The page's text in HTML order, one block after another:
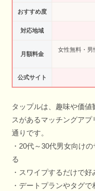
おすすめ度
対応地域
月額料金
女性無料・男
公式サイト
タップルは、趣味や価
スがあるマッチングア
通りです。
・20代～30代男女向け
る
・スワイプするだけで
・デートプランやタグ